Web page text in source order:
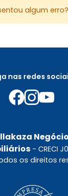
algum
nas redes
- CRECI
os direitos